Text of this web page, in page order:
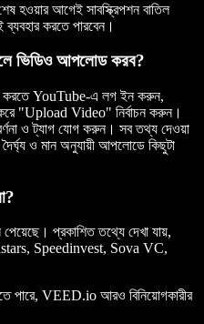
হওয়ার আগেই সাবস্ক্রিপশন বাতিল
করতে পারবেন।
ভিডিও আপলোড করব?
করতে YouTube-এ লগ ইন করুন,
"Upload Video" নির্বাচন করুন।
ও ট্যাগ যোগ করুন। সব তথ্য দেওয়া
ও মান অনুযায়ী আপলোডে কিছুটা
প্রকাশিত তথ্যে দেখা যায়,
Speedinvest, Sova VC,
পারে, VEED.io আরও বিনিয়োগকারীর